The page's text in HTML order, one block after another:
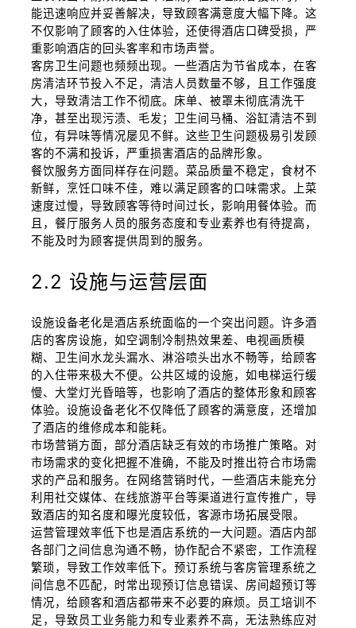
能迅速响应并妥善解决，导致顾客满意度大幅下降。这
不仅影响了顾客的入住体验，还使得酒店口碑受损，严
重影响酒店的回头客率和市场声誉。
客房卫生问题也频频出现。一些酒店为节省成本，在客
房清洁环节投入不足，清洁人员数量不够，且工作强度
大，导致清洁工作不彻底。床单、被罩未彻底清洗干
净，甚至出现污渍、毛发；卫生间马桶、浴缸清洁不到
位，有异味等情况屡见不鲜。这些卫生问题极易引发顾
客的不满和投诉，严重损害酒店的品牌形象。
餐饮服务方面同样存在问题。菜品质量不稳定，食材不
新鲜，烹饪口味不佳，难以满足顾客的口味需求。上菜
速度过慢，导致顾客等待时间过长，影响用餐体验。而
且，餐厅服务人员的服务态度和专业素养也有待提高，
不能及时为顾客提供周到的服务。
2.2 设施与运营层面
设施设备老化是酒店系统面临的一个突出问题。许多酒
店的客房设施，如空调制冷制热效果差、电视画质模
糊、卫生间水龙头漏水、淋浴喷头出水不畅等，给顾客
的入住带来极大不便。公共区域的设施，如电梯运行缓
慢、大堂灯光昏暗等，也影响了酒店的整体形象和顾客
体验。设施设备老化不仅降低了顾客的满意度，还增加
了酒店的维修成本和能耗。
市场营销方面，部分酒店缺乏有效的市场推广策略。对
市场需求的变化把握不准确，不能及时推出符合市场需
求的产品和服务。在网络营销时代，一些酒店未能充分
利用社交媒体、在线旅游平台等渠道进行宣传推广，导
致酒店的知名度和曝光度较低，客源市场拓展受限。
运营管理效率低下也是酒店系统的一大问题。酒店内部
各部门之间信息沟通不畅，协作配合不紧密，工作流程
繁琐，导致工作效率低下。预订系统与客房管理系统之
间信息不匹配，时常出现预订信息错误、房间超预订等
情况，给顾客和酒店都带来不必要的麻烦。员工培训不
足，导致员工业务能力和专业素养不高，无法熟练应对